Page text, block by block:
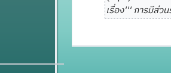
า
ม่
มี
ว
เรื่อง''' การมีส่ว